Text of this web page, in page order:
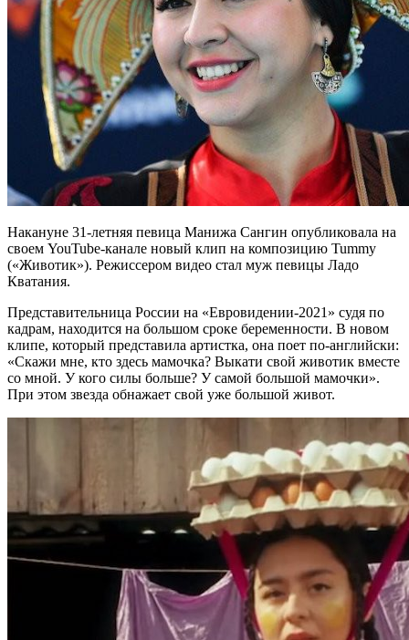
Накануне 31-летняя певица Манижа Сангин опубликовала на
своем YouTube-канале новый клип на композицию Tummy
(«Животик»). Режиссером видео стал муж певицы Ладо
Кватания.
Представительница России на «Евровидении-2021» судя по
кадрам, находится на большом сроке беременности. В новом
клипе, который представила артистка, она поет по-английски:
«Скажи мне, кто здесь мамочка? Выкати свой животик вместе
со мной. У кого силы больше? У самой большой мамочки».
При этом звезда обнажает свой уже большой живот.